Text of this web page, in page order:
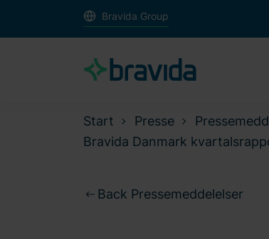
Bravida Group
Start Presse
Bravida Danmark
Back Pressemeddelelser